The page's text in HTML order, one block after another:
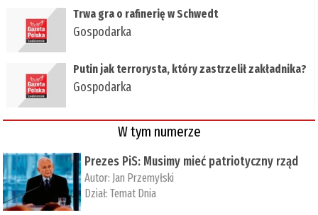
Trwa gra o rafinerię w Schwedt
Gospodarka
Putin jak terrorysta, który zastrzelił zakładnika?
Gospodarka
W tym numerze
Prezes PiS: Musimy mieć patriotyczny rząd
Autor: Jan Przemyłski
Dział:Temat Dnia